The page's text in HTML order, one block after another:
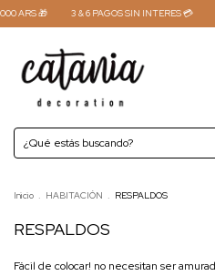
🎁 3 & 6 PAGOS SIN INTERES 💳 15
Inicio . HABITACIÓN . RESPALDOS
RESPALDOS
Fácil de colocar! no necesitan ser